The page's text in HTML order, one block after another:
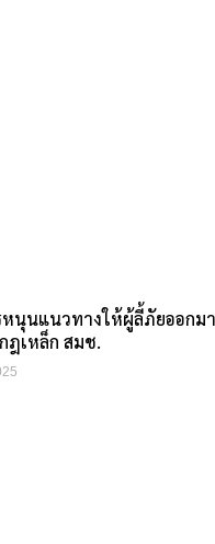
หนุนแนวทางให้ผู้ลี้ภัยออกม
ฎเหล็ก สมช.